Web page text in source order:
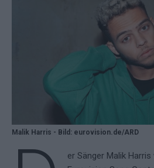
Malik Harris - Bild: eurovision.de/ARD
er Sänger Malik